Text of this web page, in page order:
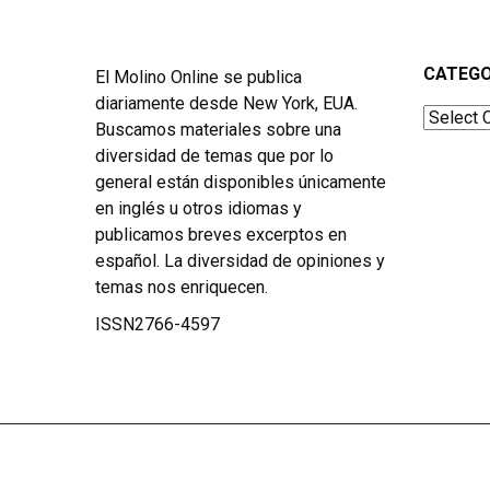
El Molino Online se publica
diariamente desde New York, EUA.
Buscamos materiales sobre una
diversidad de temas que por lo
general están disponibles únicamente
en inglés u otros idiomas y
publicamos breves excerptos en
español. La diversidad de opiniones y
temas nos enriquecen.
ISSN2766-4597